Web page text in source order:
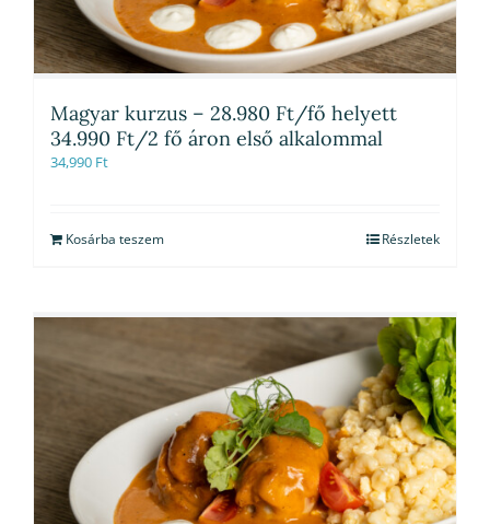
Magyar kurzus – 28.980 Ft/fő helyett
34.990 Ft/2 fő áron első alkalommal
34,990 Ft
Kosárba teszem Részletek